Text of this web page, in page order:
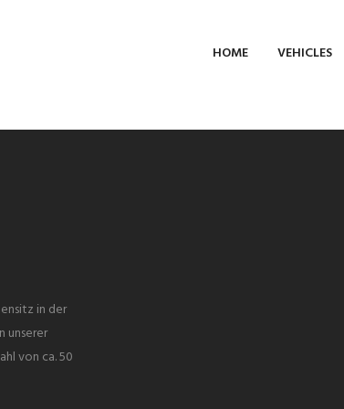
HOME VEHICLES
in der
unserer
von ca. 50